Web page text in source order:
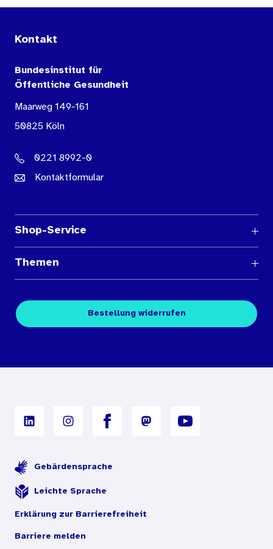
Kontakt
Bundesinstitut für
Öffentliche Gesundheit
Maarweg 149-161
50825 Köln
0221 8992-0
Kontaktformular
Shop-Service
Medienübersichten
Kontakt
Themen
Fachpublikationen
Digitales Archiv
Bestellung widerrufen
Gebärdensprache
Leichte Sprache
Erklärung zur Barrierefreiheit
Barriere melden